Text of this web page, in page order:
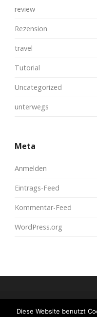
review
Rezension
travel
Tutorial
Uncategorized
unterwegs
Meta
Anmelden
Eintrags-Feed
Kommentar-Feed
WordPress.org
Diese Website benutzt